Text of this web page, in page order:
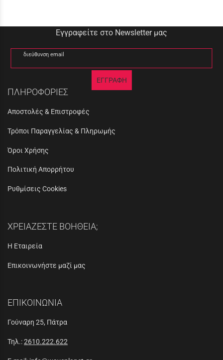
Εγγραφείτε στο Newsletter μας
διεύθυνση email
ΕΓΓΡΑΦΗ
ΠΛΗΡΟΦΟΡΙΕΣ
Αποστολές & Επιστροφές
Τρόποι Παραγγελίας & Πληρωμής
Όροι Χρήσης
Πολιτική Απορρήτου
Ρυθμίσεις Cookies
ΧΡΕΙΑΖΕΣΤΕ ΒΟΗΘΕΙΑ;
Η Εταιρεία
Επικοινωνήστε μαζί μας
ΕΠΙΚΟΙΝΩΝΙΑ
Γούναρη 25, Πάτρα
Τηλ.:2610.222.622